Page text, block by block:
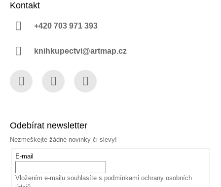
Kontakt
+420 703 971 393
knihkupectvi@artmap.cz
Odebírat newsletter
Nezmeškejte žádné novinky či slevy!
E-mail
Vložením e-mailu souhlasíte s podmínkami ochrany osobních